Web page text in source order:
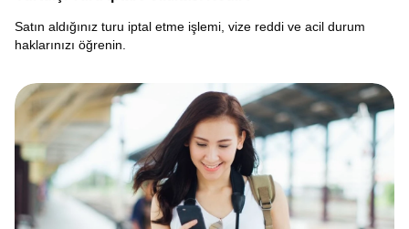
Satın aldığınız turu iptal etme işlemi, vize reddi ve acil durum
haklarınızı öğrenin.